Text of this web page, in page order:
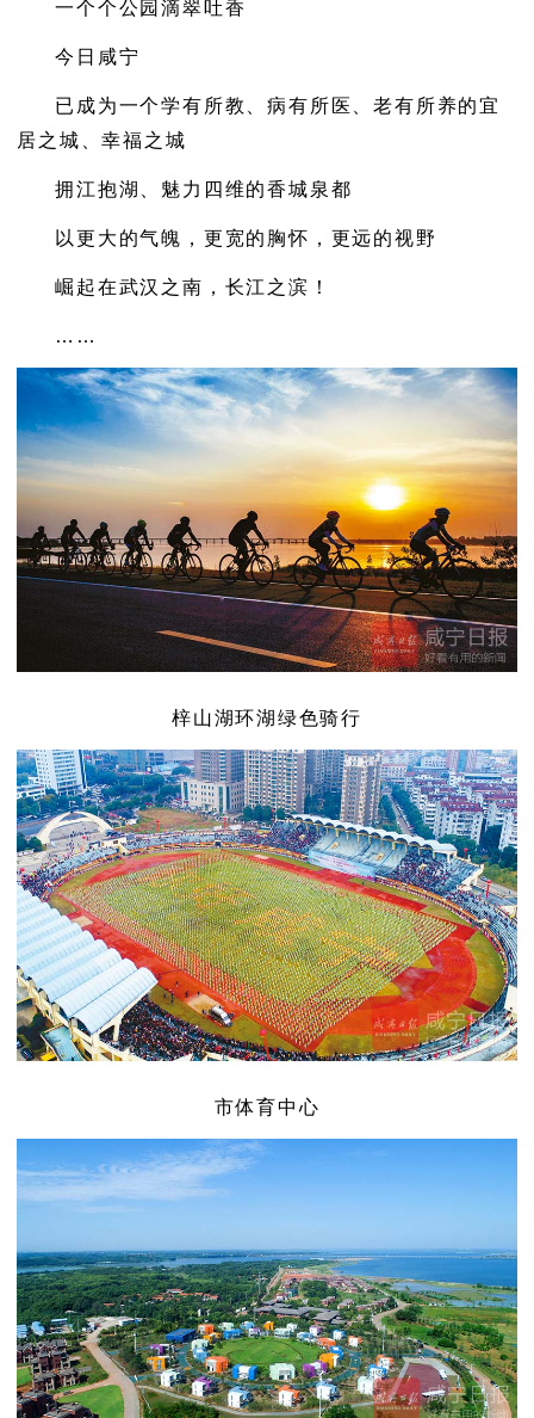
一个个公园滴翠吐香
今日咸宁
已成为一个学有所教、病有所医、老有所养的宜
居之城、幸福之城
拥江抱湖、魅力四维的香城泉都
以更大的气魄，更宽的胸怀，更远的视野
崛起在武汉之南，长江之滨！
……
梓山湖环湖绿色骑行
市体育中心